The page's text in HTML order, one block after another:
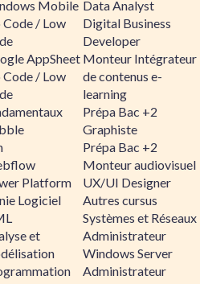
Mobile
/ Low
AppSheet
/ Low
Platform
Logiciel
et
Data Analyst
Digital Business
Developer
Monteur Intégrateur
de contenus e-
learning
Prépa Bac +2
Graphiste
Prépa Bac +2
Monteur audiovisuel
UX/UI Designer
Autres cursus
Systèmes et Réseaux
Administrateur
Windows Server
Administrateur